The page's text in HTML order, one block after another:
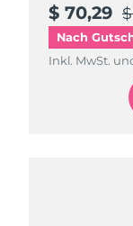
$ 70,29
Nach
Inkl. MwSt.
$ 70,29
Inkl. MwSt.
$ 70,29
Inkl. MwSt.